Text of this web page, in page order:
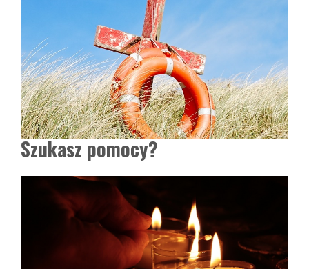
Szukasz pomocy?